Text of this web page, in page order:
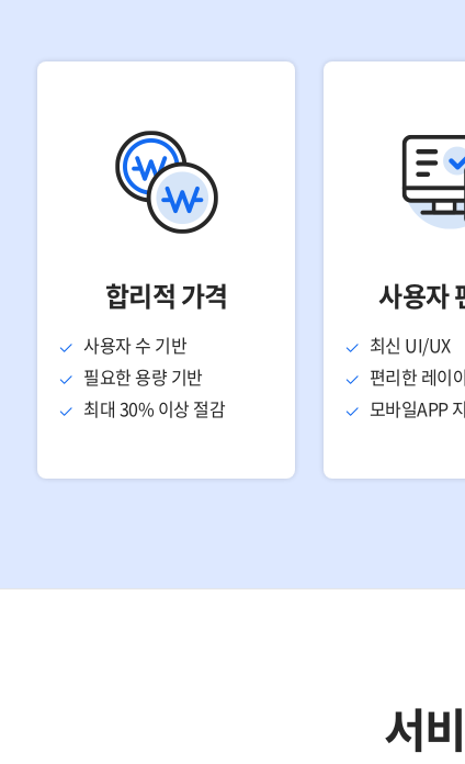
합리적 가격
사용자 수 기반
필요한 용량 기반
최대 30% 이상 절감
사용자
최신 UI/UX
편리한 레이
모바일APP
서